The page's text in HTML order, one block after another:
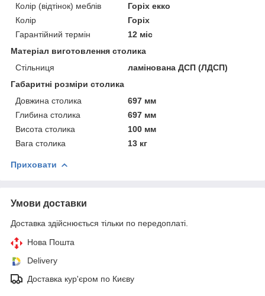
Колір (відтінок) меблів
Горіх екко
Колір
Горіх
Гарантійний термін
12 міс
Матеріал виготовлення столика
Стільниця
ламінована ДСП (ЛДСП)
Габаритні розміри столика
Довжина столика
697 мм
Глибина столика
697 мм
Висота столика
100 мм
Вага столика
13 кг
Приховати
Умови доставки
Доставка здійснюється тільки по передоплаті.
Нова Пошта
Delivery
Доставка кур'єром по Києву